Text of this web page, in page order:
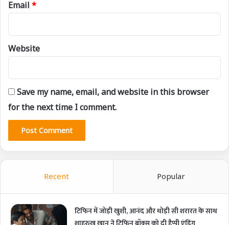
Email *
Website
Save my name, email, and website in this browser
for the next time I comment.
Recent Popular
टिफिन में जोड़ी खुशी, आनंद और थोड़ी सी शरारत के साथ